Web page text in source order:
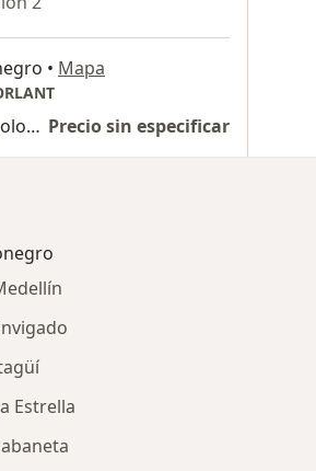
• Mapa
Visita Otorrinolaringología Precio sin especificar
Estrella